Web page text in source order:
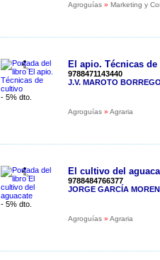
Agroguías» Marketing y
- 5% dto.
El apio. Técnicas
9788471143440
J.V. MAROTO BORREGO
Agroguías» Agraria
- 5% dto.
El cultivo del
9788484766377
JORGE GARCÍA
Agroguías» Agraria